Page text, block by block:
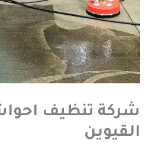
شركة تنظيف
القيوين